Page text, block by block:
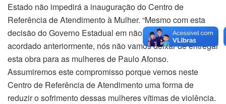
Estado não impedirá a inauguração do Centro de
Referência de Atendimento à Mulher. “Mesmo com esta
decisão do Governo Estadual em não cumprir o que foi
acordado anteriormente, nós não vamos deixar de entregar
esta obra para as mulheres de Paulo Afonso.
Assumiremos este compromisso porque vemos neste
Centro de Referência de Atendimento uma forma de
reduzir o sofrimento dessas mulheres vítimas de violência.